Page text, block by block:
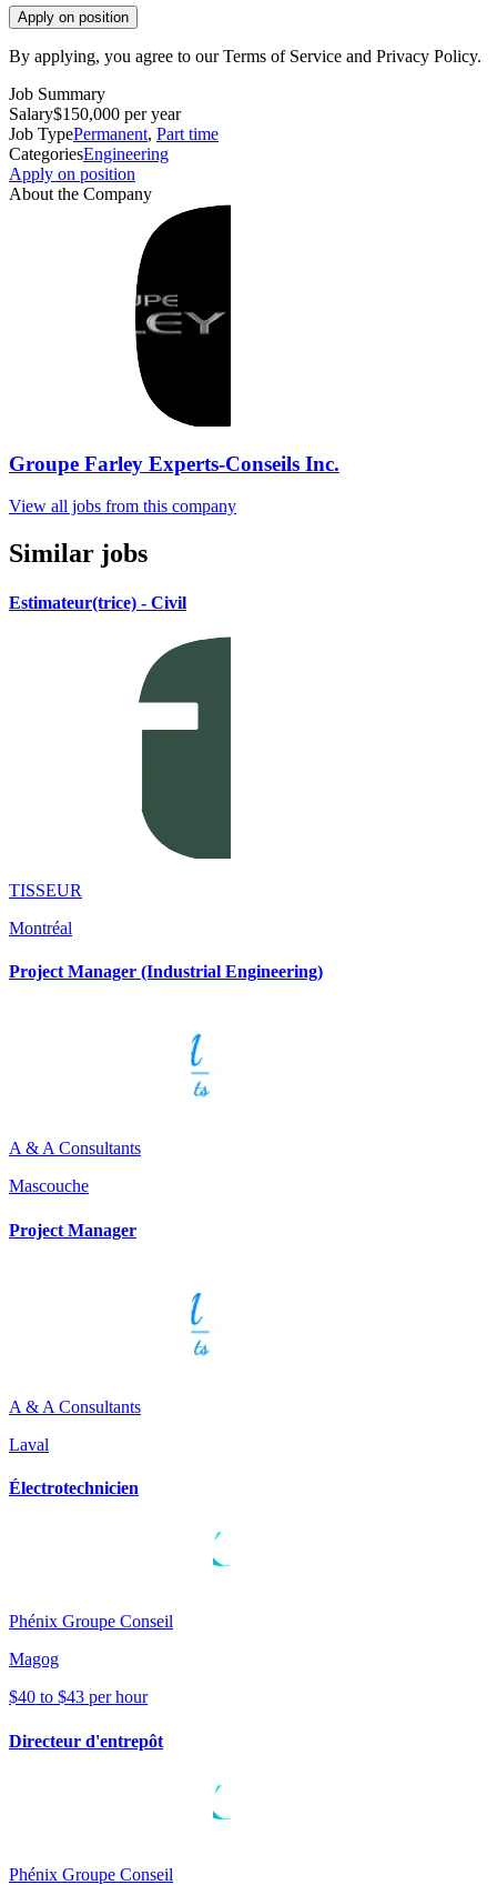
Apply on position
By applying, you agree to our Terms of Service and Privacy Policy.
Job Summary
Salary$150,000 per year
Job TypePermanent, Part time
CategoriesEngineering
Apply on position
About the Company
Groupe Farley Experts-Conseils Inc.
View all jobs from this company
Similar jobs
Estimateur(trice) - Civil
TISSEUR
Montréal
Project Manager (Industrial Engineering)
A & A Consultants
Mascouche
Project Manager
A & A Consultants
Laval
Électrotechnicien
Phénix Groupe Conseil
Magog
$40 to $43 per hour
Directeur d'entrepôt
Phénix Groupe Conseil